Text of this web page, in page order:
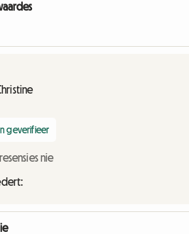
geverifieer
nie